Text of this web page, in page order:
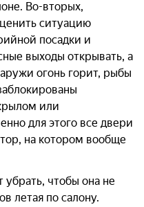
Во-вторых,
ситуацию
посадки и
выходы открывать, а
огонь горит, рыбы
или
для этого все двери
на котором вообще
чтобы она не
летая по салону.